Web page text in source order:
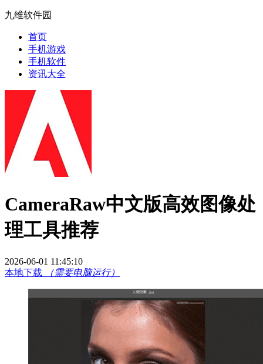
九维软件园
首页
手机游戏
手机软件
资讯大全
CameraRaw中文版高效图像处
理工具推荐
2026-06-01 11:45:10
本地下载
（需要电脑运行）